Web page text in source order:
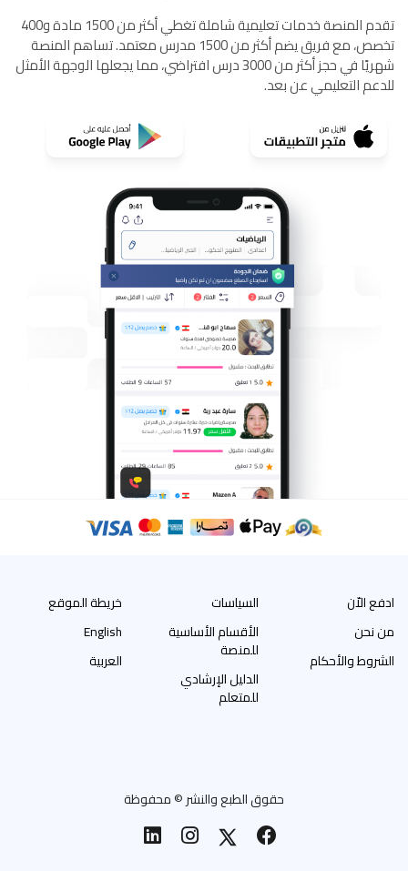
تقدم المنصة خدمات تعليمية شاملة تغطي أكثر من 1500 مادة و400
تخصص، مع فريق يضم أكثر من 1500 مدرس معتمد. تساهم المنصة
شهريًا في حجز أكثر من 3000 درس افتراضي، مما يجعلها الوجهة الأمثل
للدعم التعليمي عن بعد.
ادفع الاّن
من نحن
الشروط والأحكام
السياسات
الأقسام الأساسية
للمنصة
الدليل الإرشادي
للمتعلم
خريطة الموقع
English
العربية
حقوق الطبع والنشر © محفوظة